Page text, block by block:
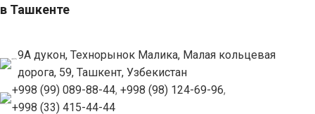
в Ташкенте
9А дукон, Технорынок Малика, Малая кольцевая
дорога, 59, Ташкент, Узбекистан
+998 (99) 089-88-44, +998 (98) 124-69-96,
+998 (33) 415-44-44